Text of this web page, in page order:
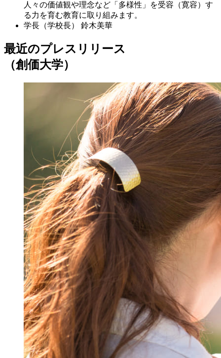
人々の価値観や理念など「多様性」を受容（寛容）す
る力を育む教育に取り組みます。
学長（学校長）
鈴木美華
最近のプレスリリース
（創価大学）